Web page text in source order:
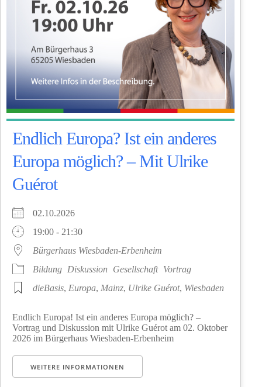
Endlich Europa? Ist ein anderes
Europa möglich? – Mit Ulrike
Guérot
02.10.2026
19:00 - 21:30
Bürgerhaus Wiesbaden-Erbenheim
Bildung Diskussion Gesellschaft Vortrag
dieBasis, Europa, Mainz, Ulrike Guérot, Wiesbaden
Endlich Europa! Ist ein anderes Europa möglich? –
Vortrag und Diskussion mit Ulrike Guérot am 02. Oktober
2026 im Bürgerhaus Wiesbaden-Erbenheim
WEITERE INFORMATIONEN